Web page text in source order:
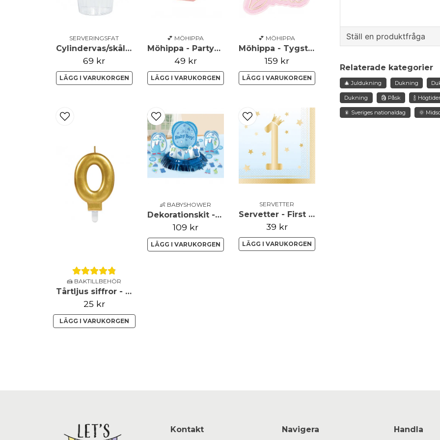
SERVERINGSFAT
Cylindervas/skål - Utsvängd - Clear - Stor
69 kr
LÄGG I VARUKORGEN
💕 MÖHIPPA
Möhippa - Partyask - Team Bride
49 kr
LÄGG I VARUKORGEN
💕 MÖHIPPA
Möhippa - Tygstickers - Team Bride
159 kr
LÄGG I VARUKORGEN
🍰 BAKTILLBEHÖR
Tårtljus siffror - Guldmetallic
25 kr
LÄGG I VARUKORGEN
👶 BABYSHOWER
Dekorationskit - Babyshower - It's a Baby Boy
109 kr
LÄGG I VARUKORGEN
SERVETTER
Servetter - First Birthday - Blå
39 kr
LÄGG I VARUKORGEN
Ställ en produktfråga
Fråga oss något om
name
Namn
Relaterade kategorier
🎄 Juldukning Dukning
Dukning 🗿 Påsk 🍾 Högtider
🎇 Sveriges nationaldag 🌞
Kontakt Navigera Handla